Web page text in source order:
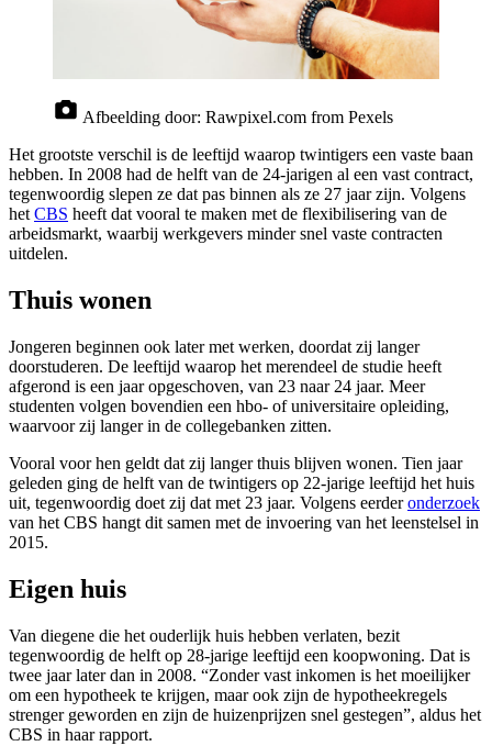
Afbeelding door: Rawpixel.com from Pexels
Het grootste verschil is de leeftijd waarop twintigers een vaste baan
hebben. In 2008 had de helft van de 24-jarigen al een vast contract,
tegenwoordig slepen ze dat pas binnen als ze 27 jaar zijn. Volgens
het CBS heeft dat vooral te maken met de flexibilisering van de
arbeidsmarkt, waarbij werkgevers minder snel vaste contracten
uitdelen.
Thuis wonen
Jongeren beginnen ook later met werken, doordat zij langer
doorstuderen. De leeftijd waarop het merendeel de studie heeft
afgerond is een jaar opgeschoven, van 23 naar 24 jaar. Meer
studenten volgen bovendien een hbo- of universitaire opleiding,
waarvoor zij langer in de collegebanken zitten.
Vooral voor hen geldt dat zij langer thuis blijven wonen. Tien jaar
geleden ging de helft van de twintigers op 22-jarige leeftijd het huis
uit, tegenwoordig doet zij dat met 23 jaar. Volgens eerderonderzoek
van het CBS hangt dit samen met de invoering van het leenstelsel in
2015.
Eigen huis
Van diegene die het ouderlijk huis hebben verlaten, bezit
tegenwoordig de helft op 28-jarige leeftijd een koopwoning. Dat is
twee jaar later dan in 2008. “Zonder vast inkomen is het moeilijker
om een hypotheek te krijgen, maar ook zijn de hypotheekregels
strenger geworden en zijn de huizenprijzen snel gestegen”, aldus het
CBS in haar rapport.